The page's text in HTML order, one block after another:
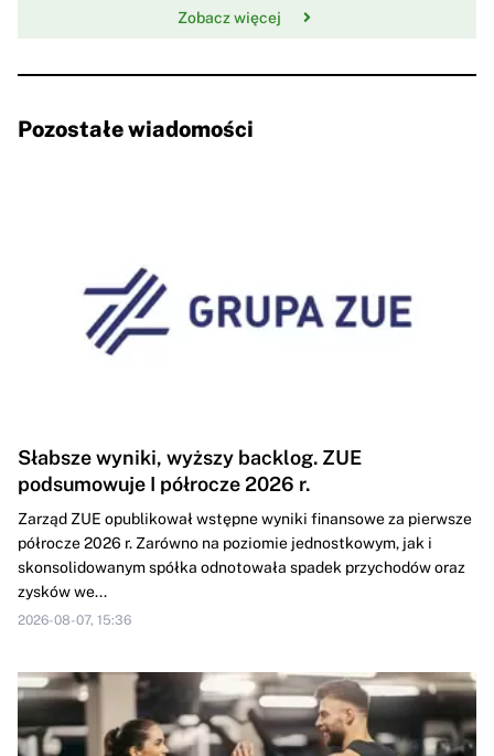
Zobacz więcej
Pozostałe wiadomości
Słabsze wyniki, wyższy backlog. ZUE
podsumowuje I półrocze 2026 r.
Zarząd ZUE opublikował wstępne wyniki finansowe za pierwsze
półrocze 2026 r. Zarówno na poziomie jednostkowym, jak i
skonsolidowanym spółka odnotowała spadek przychodów oraz
zysków we...
2026-08-07, 15:36